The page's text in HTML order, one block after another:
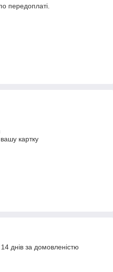
передоплаті.
картку
днів за домовленістю